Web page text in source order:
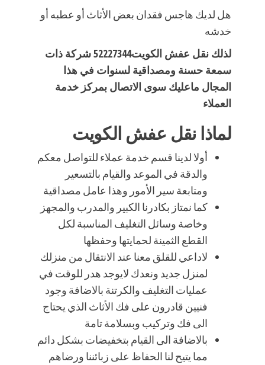
هل لديك هاجس فقدان بعض الأثاث أو عطبه أو
خدشه
لذلك نقل عفش الكويت52227344 شركة ذات
سمعة حسنة ومصداقية لسنوات في هذا
المجال ماعليك سوى الاتصال بمركز خدمة
العملاء
لماذا نقل عفش الكويت
أولا لدينا قسم خدمة عملاء للتواصل معكم
والدقة في الموعد والقيام بالتسعير
ومتابعة سير الأمور وهذا عامل مصداقية
كما نمتاز بكادرنا الكبير والمدرب والمجهز
وخاصة وسائل التغليف المناسبة لكل
القطع الثمينة لحمايتها وحفظها
لاداعي للقلق معنا عند الانتقال من منزلك
لمنزل جديد ونعدك لايوجد هدر للوقت في
عمليات التغليف والكرتنة بالاضافة وجود
فنيين قادرون على فك الأثاث الذي يحتاج
الى فك وتركيب وبسلامة تامة
بالاضافة الى القيام بتخفيضات بشكل دائم
مما يتيح لنا الحفاظ على زبائننا ورضاهم